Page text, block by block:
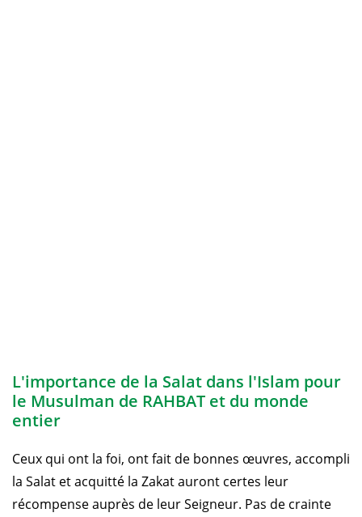
L'importance de la Salat dans l'Islam pour
le Musulman de RAHBAT et du monde
entier
Ceux qui ont la foi, ont fait de bonnes œuvres, accompli
la Salat et acquitté la Zakat auront certes leur
récompense auprès de leur Seigneur. Pas de crainte